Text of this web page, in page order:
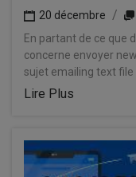
20 décembre
En partant de ce que
concerne envoyer
sujet emailing text file
Lire Plus